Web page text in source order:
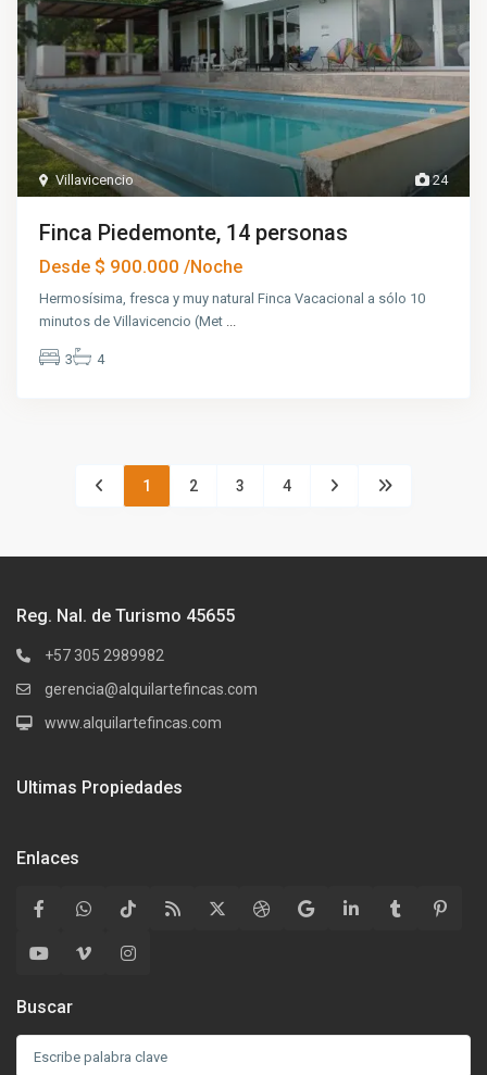
24
Villavicencio
Finca Piedemonte, 14 personas
Desde $ 900.000/Noche
Hermosísima, fresca y muy natural Finca Vacacional a sólo 10
minutos de Villavicencio (Met ...
3 4
1 2 3 4
Reg. Nal. de Turismo 45655
+57 305 2989982
gerencia@alquilartefincas.com
www.alquilartefincas.com
Ultimas Propiedades
Enlaces
Buscar